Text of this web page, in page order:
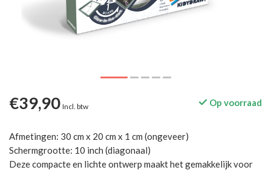
€39,90 Incl. btw Op voorraad
Afmetingen: 30 cm x 20 cm x 1 cm (ongeveer)
Schermgrootte: 10 inch (diagonaal)
Deze compacte en lichte ontwerp maakt het gemakkelijk voor